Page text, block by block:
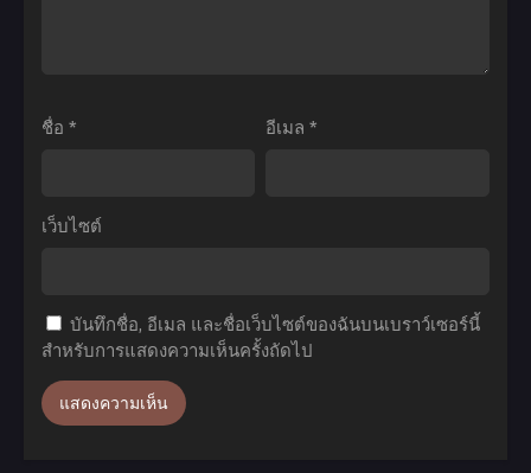
ของ
เซียน
ตอน
ที่1-
12
พากย์
ชื่อ * อีเมล *
เว็บไซต์
บันทึกชื่อ, อีเมล และชื่อเว็บไซต์ของฉันบนเบราว์เซอร์นี้
สำหรับการแสดงความเห็นครั้งถัดไป